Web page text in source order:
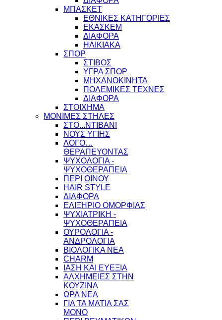
ΜΠΑΣΚΕΤ
ΕΘΝΙΚΕΣ ΚΑΤΗΓΟΡΙΕΣ
ΕΚΑΣΚΕΜ
ΔΙΑΦΟΡΑ
ΗΛΙΚΙΑΚΑ
ΣΠΟΡ
ΣΤΙΒΟΣ
ΥΓΡΑ ΣΠΟΡ
ΜΗΧΑΝΟΚΙΝΗΤΑ
ΠΟΛΕΜΙΚΕΣ ΤΕΧΝΕΣ
ΔΙΑΦΟΡΑ
ΣΤΟΙΧΗΜΑ
ΜΟΝΙΜΕΣ ΣΤΗΛΕΣ
ΣΤΟ...ΝΤΙΒΑΝΙ
ΝΟΥΣ ΥΓΙΗΣ
ΛΟΓΟ…
ΘΕΡΑΠΕΥΟΝΤΑΣ
ΨΥΧΟΛΟΓΙΑ -
ΨΥΧΟΘΕΡΑΠΕΙΑ
ΠΕΡΙ ΟΙΝΟΥ
HAIR STYLE
ΔΙΑΦΟΡΑ
ΕΛΙΞΗΡΙΟ ΟΜΟΡΦΙΑΣ
ΨΥΧΙΑΤΡΙΚΗ -
ΨΥΧΟΘΕΡΑΠΕΙΑ
ΟΥΡΟΛΟΓΙΑ -
ΑΝΔΡΟΛΟΓΙΑ
ΒΙΟΛΟΓΙΚΑ ΝΕΑ
CHARM
ΙΑΣΗ ΚΑΙ ΕΥΕΞΙΑ
ΑΛΧΗΜΕΙΕΣ ΣΤΗΝ
ΚΟΥΖΙΝΑ
ΩΡΛ ΝEA
ΓΙΑ ΤΑ ΜΑΤΙΑ ΣΑΣ
ΜΟΝΟ